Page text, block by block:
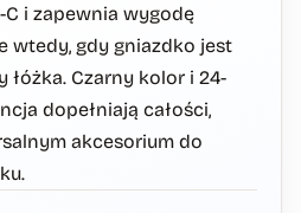
C i zapewnia wygodę
wtedy, gdy gniazdko jest
łóżka. Czarny kolor i 24-
dopełniają całości,
akcesorium do